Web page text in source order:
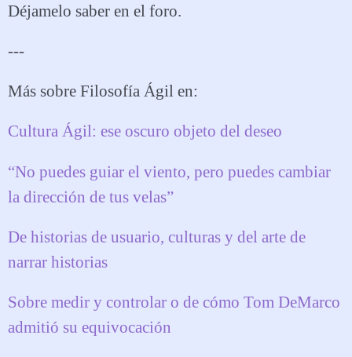
Déjamelo saber en el foro.
---
Más sobre Filosofía Ágil en:
Cultura Ágil: ese oscuro objeto del deseo
“No puedes guiar el viento, pero puedes cambiar
la dirección de tus velas”
De historias de usuario, culturas y del arte de
narrar historias
Sobre medir y controlar o de cómo Tom DeMarco
admitió su equivocación